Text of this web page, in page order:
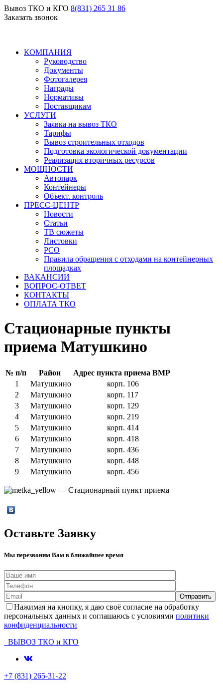
Вывоз ТКО и КГО 8(831) 265 31 86
Заказать звонок
КОМПАНИЯ
Руководство
Документы
Фотогалерея
Награды
Нормативы
Поставщикам
УСЛУГИ
Заявка на вывоз ТКО
Тарифы
Вывоз строительных отходов
Подготовка экологической документации
Реализация вторичных ресурсов
МОЩНОСТИ
Автопарк
Контейнеры
Объект. контроль
ПРЕСС-ЦЕНТР
Новости
Статьи
ТВ сюжеты
Листовки
РСО
Правила обращения с отходами на контейнерных
площадках
ВАКАНСИИ
ВОПРОС-ОТВЕТ
КОНТАКТЫ
ОПЛАТА ТКО
Стационарные пункты
приема Матушкино
№ п/п Район
Адрес пункта приема ВМР
1
Матушкино
корп. 106
2
Матушкино
корп. 117
3
Матушкино
корп. 129
4
Матушкино
корп. 219
5
Матушкино
корп. 414
6
Матушкино
корп. 418
7
Матушкино
корп. 436
8
Матушкино
корп. 448
9
Матушкино корп. 456
— Стационарный пункт приема
Оставьте Заявку
Мы перезвоним Вам в ближайшее время
Нажимая на кнопку, я даю своё согласие на обработку
персональных данных и соглашаюсь с условиями политики
конфиденциальности
ВЫВОЗ ТКО и КГО
+7 (831) 265-31-22